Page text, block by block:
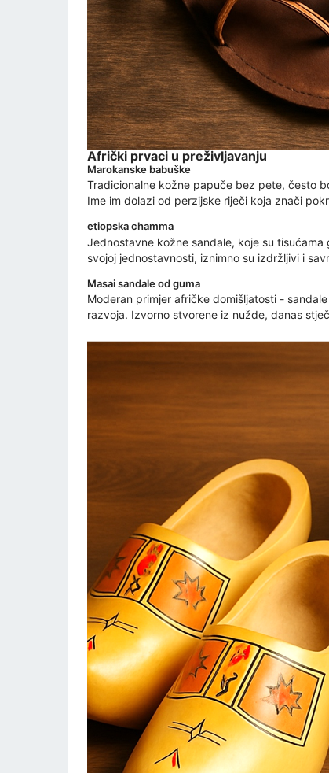
Afrički prvaci u preživljavanju
Marokanske babuške
Tradicionalne kožne papuče bez pete, često
Ime im dolazi od perzijske riječi koja znači
etiopska chamma
Jednostavne kožne sandale, koje su
svojoj jednostavnosti, iznimno su izdržljivi i
Masai sandale od guma
Moderan primjer afričke domišljatosti -
razvoja. Izvorno stvorene iz nužde, danas